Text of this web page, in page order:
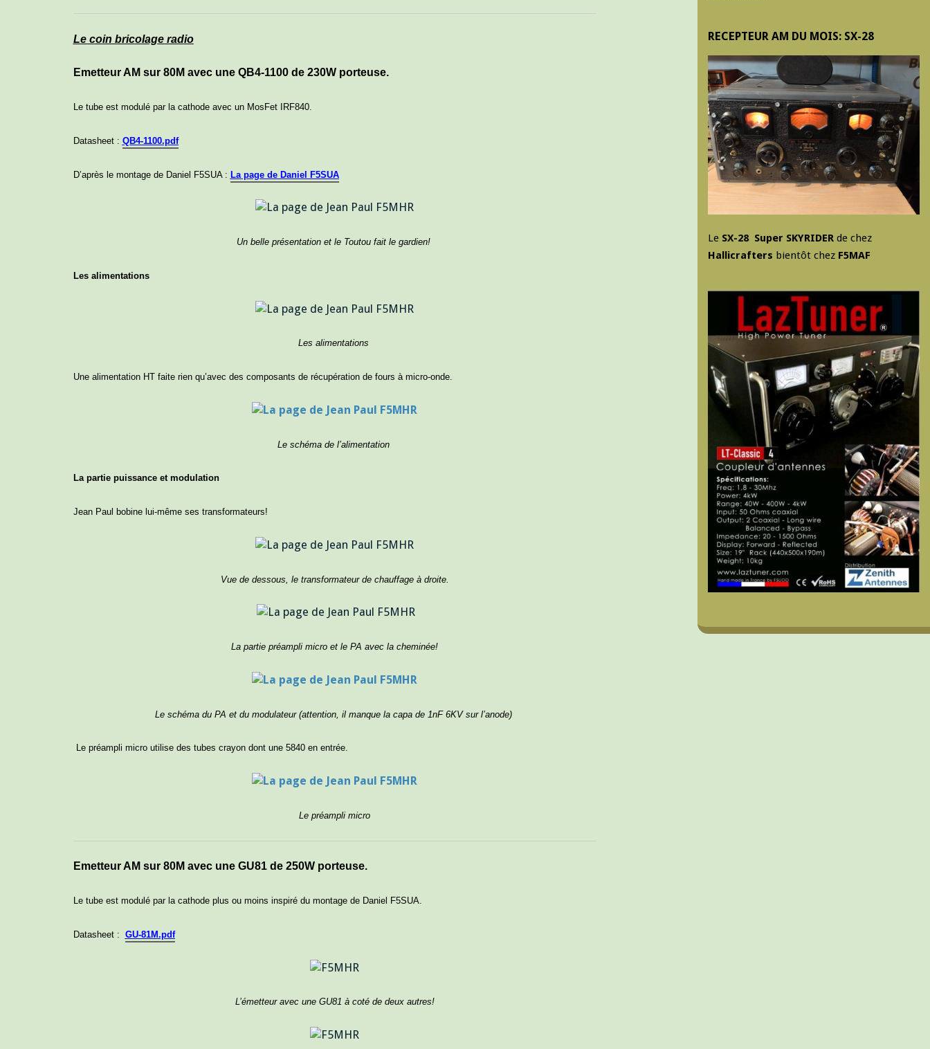
Le coin bricolage radio
Emetteur AM sur 80M avec une QB4-1100 de 230W porteuse.
Le tube est modulé par la cathode avec un MosFet IRF840.
Datasheet : QB4-1100.pdf
D’après le montage de Daniel F5SUA : La page de Daniel F5SUA
Un belle présentation et le Toutou fait le gardien!
Les alimentations
Les alimentations
Une alimentation HT faite rien qu’avec des composants de récupération de fours à micro-onde.
Le schéma de l’alimentation
La partie puissance et modulation
Jean Paul bobine lui-même ses transformateurs!
Vue de dessous, le transformateur de chauffage à droite.
La partie préampli micro et le PA avec la cheminée!
Le schéma du PA et du modulateur (attention, il manque la capa de 1nF 6KV sur l’anode)
Le préampli micro utilise des tubes crayon dont une 5840 en entrée.
Le préampli micro
Emetteur AM sur 80M avec une GU81 de 250W porteuse.
Le tube est modulé par la cathode plus ou moins inspiré du montage de Daniel F5SUA.
Datasheet : GU-81M.pdf
L’émetteur avec une GU81 à coté de deux autres!
RECEPTEUR AM DU MOIS: SX-28
Le SX-28 Super SKYRIDER de chez
Hallicrafters bientôt chez F5MAF